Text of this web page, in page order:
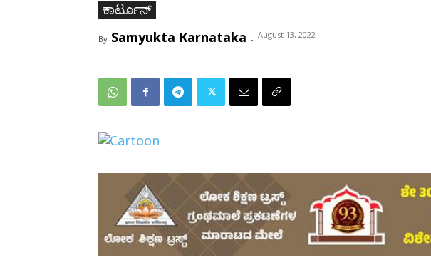
ಕಾರ್ಟೂನ್
By Samyukta Karnataka - August 13, 2022